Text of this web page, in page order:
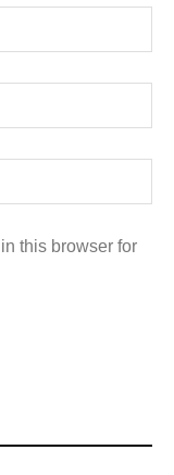
this browser for